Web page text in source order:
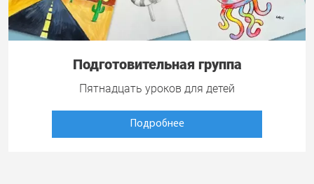
Подготовительная группа
Пятнадцать уроков для детей
Подробнее